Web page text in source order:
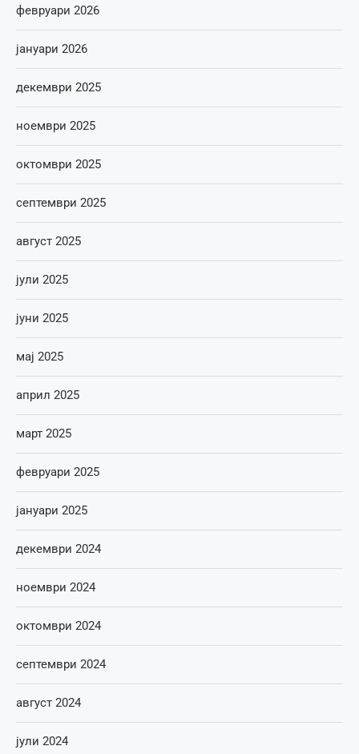
февруари 2026
јануари 2026
декември 2025
ноември 2025
октомври 2025
септември 2025
август 2025
јули 2025
јуни 2025
мај 2025
април 2025
март 2025
февруари 2025
јануари 2025
декември 2024
ноември 2024
октомври 2024
септември 2024
август 2024
јули 2024